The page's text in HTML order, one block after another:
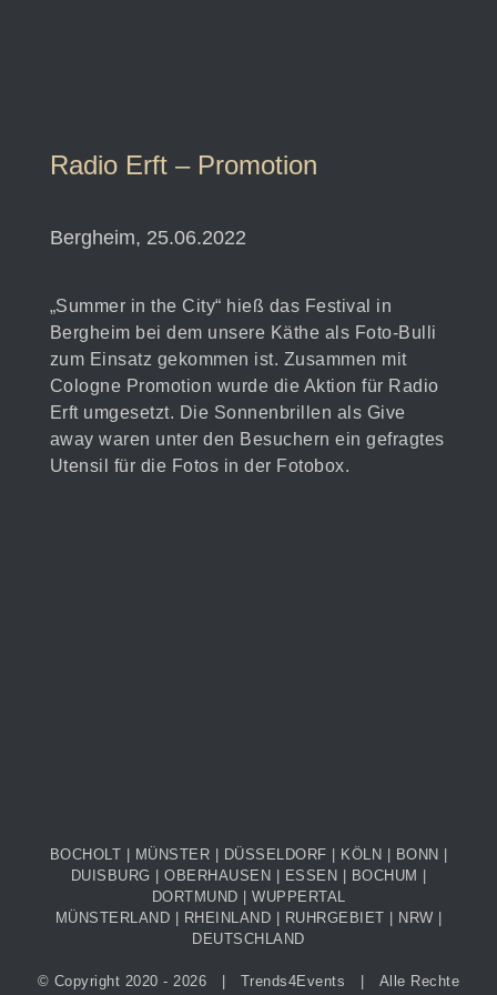
Radio Erft – Promotion
Bergheim, 25.06.2022
„Summer in the City“ hieß das Festival in
Bergheim bei dem unsere Käthe als Foto-Bulli
zum Einsatz gekommen ist. Zusammen mit
Cologne Promotion wurde die Aktion für Radio
Erft umgesetzt. Die Sonnenbrillen als Give
away waren unter den Besuchern ein gefragtes
Utensil für die Fotos in der Fotobox.
BOCHOLT | MÜNSTER DÜSSELDORF KÖLN | BONN |
DUISBURG | OBERHAUSEN | ESSEN | BOCHUM |
DORTMUND | WUPPERTAL
MÜNSTERLAND | RHEINLAND |
RUHRGEBIET | NRW |
DEUTSCHLAND
© Copyright 2020 -2026 | Trends4Events | Alle Rechte